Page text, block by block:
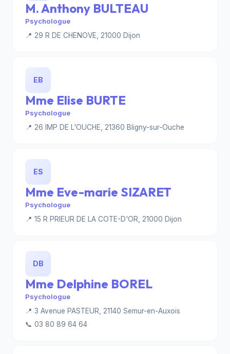
M. Anthony BULTEAU
Psychologue
📍 29 R DE CHENOVE, 21000 Dijon
EB
Mme Elise BURTE
Psychologue
📍 26 IMP DE L'OUCHE, 21360 Bligny-sur-Ouche
ES
Mme Eve-marie SIZARET
Psychologue
📍 15 R PRIEUR DE LA COTE-D'OR, 21000 Dijon
DB
Mme Delphine BOREL
Psychologue
📍 3 Avenue PASTEUR, 21140 Semur-en-Auxois
📞 03 80 89 64 64